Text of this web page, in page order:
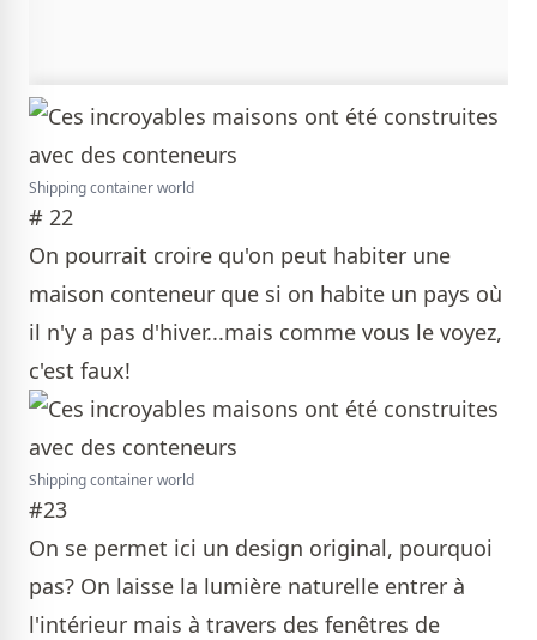
Shipping container world
# 22
On pourrait croire qu'on peut habiter une
maison conteneur que si on habite un pays où
il n'y a pas d'hiver...mais comme vous le voyez,
c'est faux!
Shipping container world
#23
On se permet ici un design original, pourquoi
pas? On laisse la lumière naturelle entrer à
l'intérieur mais à travers des fenêtres de